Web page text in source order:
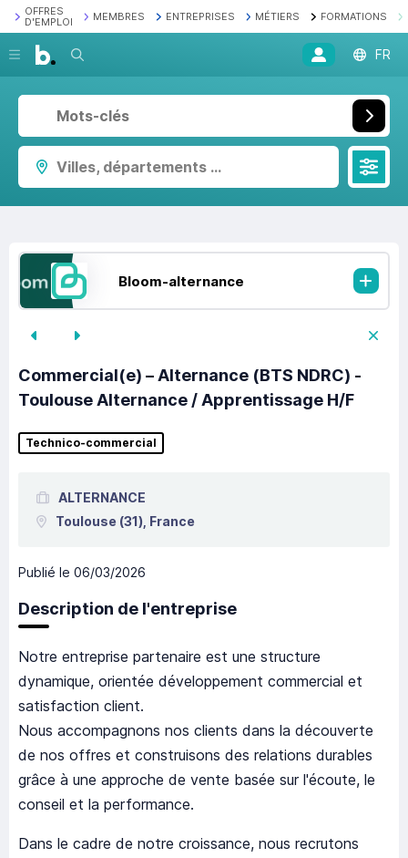
OFFRES
D'EMPLOI
MEMBRES ENTREPRISES MÉTIERS FORMATIONS
Recherche FR
Villes, départements ...
Bloom-alternance
Commercial(e) – Alternance (BTS NDRC) -
Toulouse Alternance / Apprentissage H/F
Technico-commercial
ALTERNANCE
Toulouse (31), France
Publié le 06/03/2026
Description de l'entreprise
Notre entreprise partenaire est une structure
dynamique, orientée développement commercial et
satisfaction client.
Nous accompagnons nos clients dans la découverte
de nos offres et construisons des relations durables
grâce à une approche de vente basée sur l'écoute, le
conseil et la performance.
Dans le cadre de notre croissance, nous recrutons